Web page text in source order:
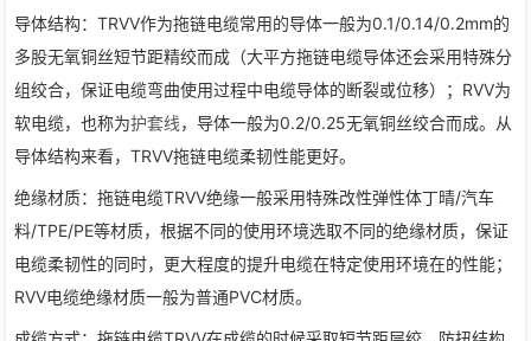
导体结构：TRVV作为拖链电缆常用的导体一般为0.1/0.14/0.2mm的
多股无氧铜丝短节距精绞而成（大平方拖链电缆导体还会采用特殊分
组绞合，保证电缆弯曲使用过程中电缆导体的断裂或位移）；RVV为
软电缆，也称为护套线，导体一般为0.2/0.25无氧铜丝绞合而成。从
导体结构来看，TRVV拖链电缆柔韧性能更好。
绝缘材质：拖链电缆TRVV绝缘一般采用特殊改性弹性体丁晴/汽车
料/TPE/PE等材质，根据不同的使用环境选取不同的绝缘材质，保证
电缆柔韧性的同时，更大程度的提升电缆在特定使用环境在的性能；
RVV电缆绝缘材质一般为普通PVC材质。